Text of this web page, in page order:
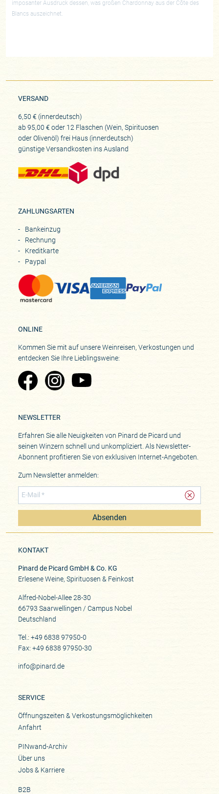
imposanter Ausdruck dessen, was großen Chardonnay aus der Côte des
Blancs auszeichnet.
VERSAND
6,50 € (innerdeutsch)
ab 95,00 € oder 12 Flaschen (Wein, Spirituosen
oder Olivenöl) frei Haus (innerdeutsch)
günstige Versandkosten ins Ausland
ZAHLUNGSARTEN
Bankeinzug
Rechnung
Kreditkarte
Paypal
ONLINE
Kommen Sie mit auf unsere Weinreisen, Verkostungen und
entdecken Sie Ihre Lieblingsweine:
Zu Pinard's Facebook-Seite
Zu Pinard's Instagram-Seite
Zu Pinard's YouTube-Seite
NEWSLETTER
Erfahren Sie alle Neuigkeiten von Pinard de Picard und
seinen Winzern schnell und unkompliziert. Als Newsletter-
Abonnent profitieren Sie von exklusiven Internet-Angeboten.
Zum Newsletter anmelden:
Absenden
KONTAKT
Pinard de Picard GmbH & Co. KG
Erlesene Weine, Spirituosen & Feinkost
Alfred-Nobel-Allee 28-30
66793 Saarwellingen / Campus Nobel
Deutschland
Tel.: +49 6838 97950-0
Fax: +49 6838 97950-30
info@pinard.de
SERVICE
Öffnungszeiten & Verkostungsmöglichkeiten
Anfahrt
PINwand-Archiv
Über uns
Jobs & Karriere
B2B